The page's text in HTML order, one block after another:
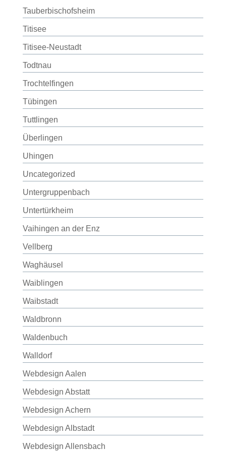
Tauberbischofsheim
Titisee
Titisee-Neustadt
Todtnau
Trochtelfingen
Tübingen
Tuttlingen
Überlingen
Uhingen
Uncategorized
Untergruppenbach
Untertürkheim
Vaihingen an der Enz
Vellberg
Waghäusel
Waiblingen
Waibstadt
Waldbronn
Waldenbuch
Walldorf
Webdesign Aalen
Webdesign Abstatt
Webdesign Achern
Webdesign Albstadt
Webdesign Allensbach